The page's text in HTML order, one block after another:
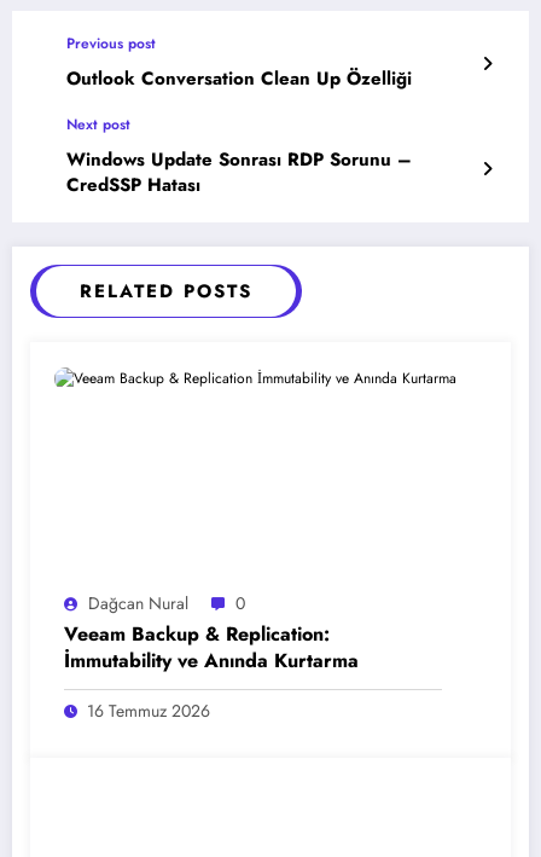
Previous post
Outlook Conversation Clean Up Özelliği
Next post
Windows Update Sonrası RDP Sorunu –
CredSSP Hatası
RELATED POSTS
Dağcan Nural 0
Veeam Backup & Replication:
İmmutability ve Anında Kurtarma
16 Temmuz 2026